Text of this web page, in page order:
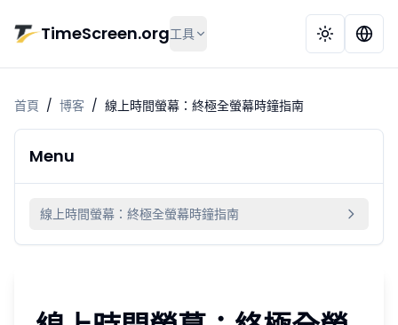
TimeScreen.org工具
首頁 / 博客 / 線上時間螢幕：終極全螢幕時鐘指南
Menu
線上時間螢幕：終極全螢幕時鐘指南